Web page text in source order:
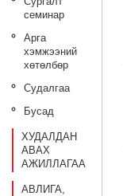
семинар
Арга
хэмжээний
хөтөлбөр
Судалгаа
Бусад
ХУДАЛДАН
АВАХ
АЖИЛЛАГАА
АВЛИГА,